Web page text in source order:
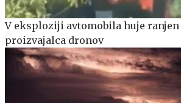
V eksploziji avtomobila huje
proizvajalca dronov